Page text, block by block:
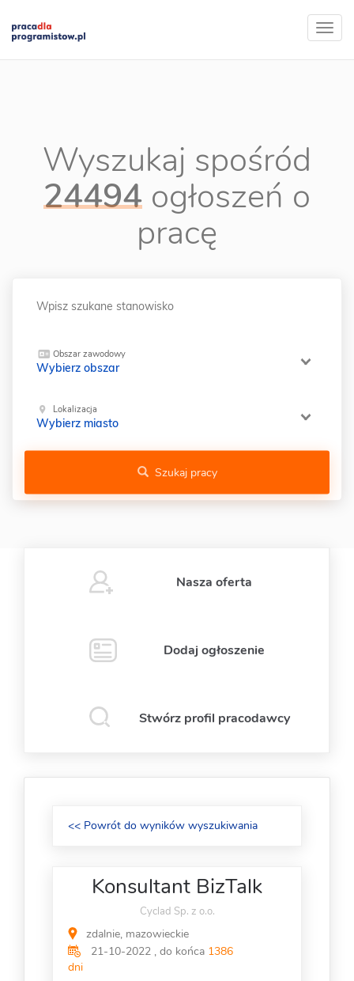
Wyszukaj spośród
24494 ogłoszeń o
pracę
Obszar zawodowy
Wybierz obszar
Lokalizacja
Wybierz miasto
Szukaj pracy
Nasza oferta
Dodaj ogłoszenie
Stwórz profil pracodawcy
<< Powrót do wyników wyszukiwania
Konsultant BizTalk
Cyclad Sp. z o.o.
zdalnie, mazowieckie
21-10-2022 , do końca 1386
dni